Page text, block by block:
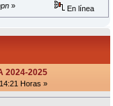
» En línea
2024-2025
Horas »